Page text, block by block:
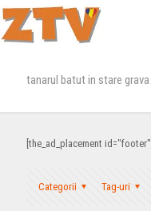
tanarul batut in stare grava
[the_ad_placement id="footer"]
Categorii Tag-uri